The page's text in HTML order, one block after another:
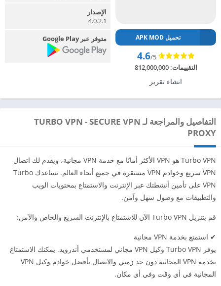
تحميل APK MOD
4.6/5
التقييمات:812,000,000
انشاء تقرير
الإصدار
4.0.2.1
متوفر عبر Google Play
التفاصيل والمراجعة لـ TURBO VPN - SECURE VPN
PROXY
Turbo VPN هو VPN الأكثر أمانًا مع خدمة VPN مجانية، ويقدم لك اتصال
VPN سريع وخوادم VPN مستقرة في جميع أنحاء العالم. تساعدك Turbo
VPN على تأمين أنشطتك عبر الإنترنت والاستمتاع بمحتويات الويب
والتطبيقات مع وصول سهل وآمن.
قم بتنزيل Turbo VPN الآن للاستمتاع بالإنترنت السريع والخاص والآمن:
✔ استمتع بخدمة VPN مجانية
يوفر Turbo VPN وكيل VPN مجاني لمستخدمي أندرويد. يمكنك الاستمتاع
بخدمة VPN المجانية دون حد زمني والاتصال بأفضل خوادم وكيل VPN
المجانية في أي وقت وفي أي مكان.